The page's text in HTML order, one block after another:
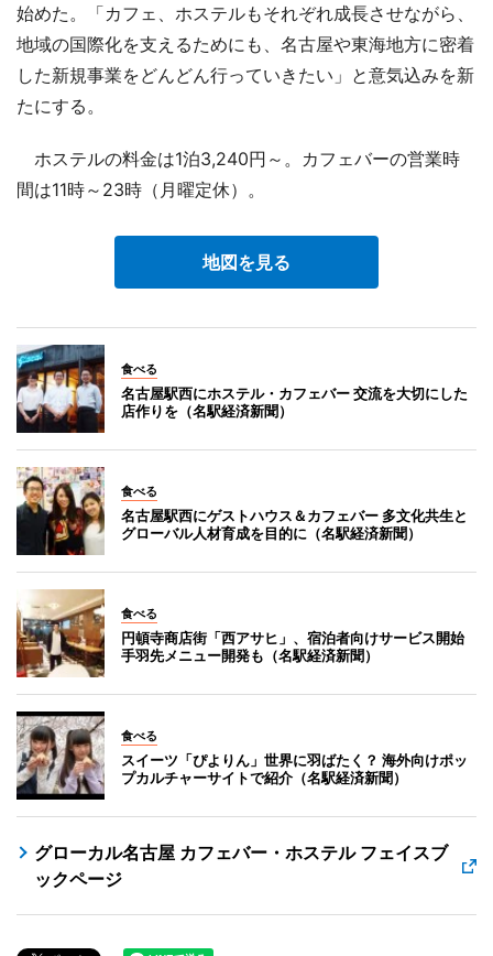
始めた。「カフェ、ホステルもそれぞれ成長させながら、
地域の国際化を支えるためにも、名古屋や東海地方に密着
した新規事業をどんどん行っていきたい」と意気込みを新
たにする。
ホステルの料金は1泊3,240円～。カフェバーの営業時
間は11時～23時（月曜定休）。
地図を見る
食べる
名古屋駅西にホステル・カフェバー 交流を大切にした
店作りを（名駅経済新聞）
食べる
名古屋駅西にゲストハウス＆カフェバー 多文化共生と
グローバル人材育成を目的に（名駅経済新聞）
食べる
円頓寺商店街「西アサヒ」、宿泊者向けサービス開始
手羽先メニュー開発も（名駅経済新聞）
食べる
スイーツ「ぴよりん」世界に羽ばたく？ 海外向けポッ
プカルチャーサイトで紹介（名駅経済新聞）
グローカル名古屋 カフェバー・ホステル フェイスブ
ックページ